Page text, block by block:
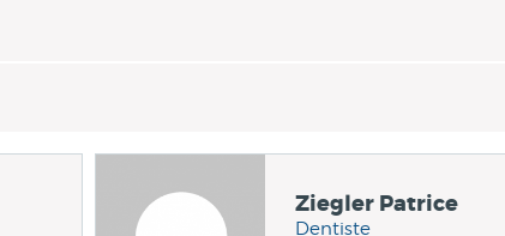
Ziegler Patrice
Dentiste